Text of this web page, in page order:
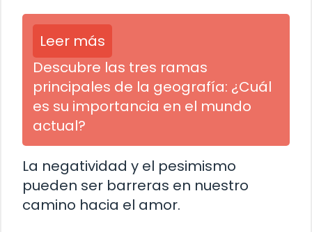
Leer más
Descubre las tres ramas
principales de la geografía: ¿Cuál
es su importancia en el mundo
actual?
La negatividad y el pesimismo
pueden ser barreras en nuestro
camino hacia el amor.